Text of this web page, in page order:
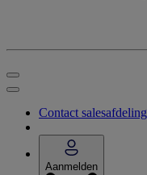
Contact salesafdeling
Aanmelden